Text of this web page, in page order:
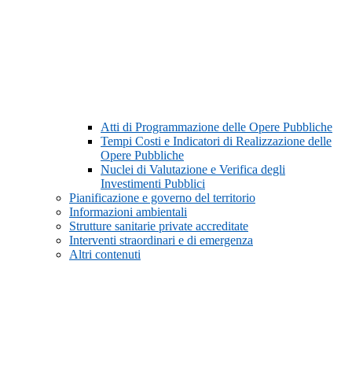
Atti di Programmazione delle Opere Pubbliche
Tempi Costi e Indicatori di Realizzazione delle
Opere Pubbliche
Nuclei di Valutazione e Verifica degli
Investimenti Pubblici
Pianificazione e governo del territorio
Informazioni ambientali
Strutture sanitarie private accreditate
Interventi straordinari e di emergenza
Altri contenuti